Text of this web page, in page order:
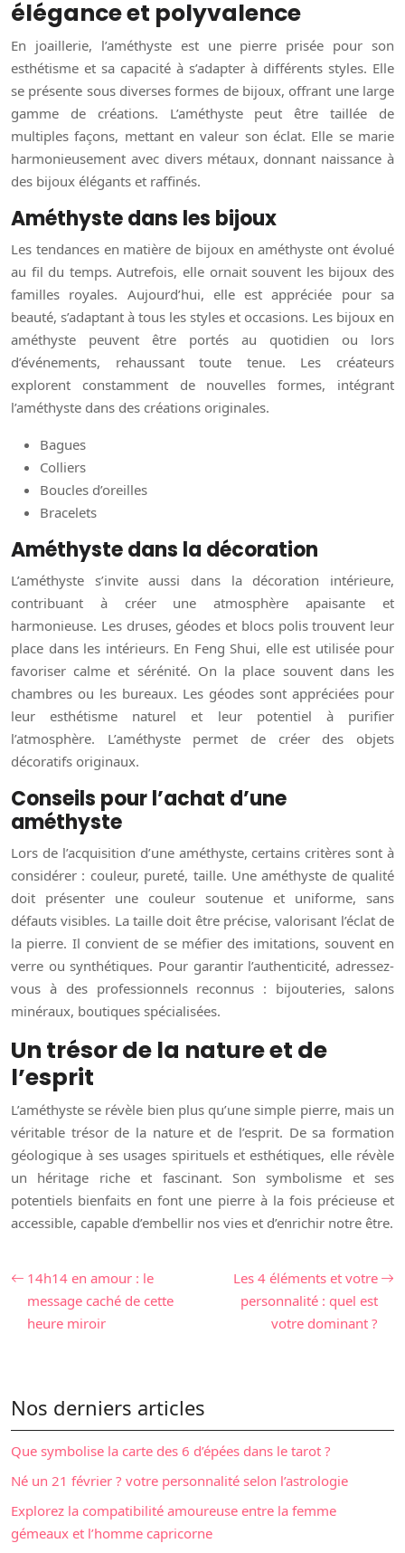
élégance et polyvalence
En joaillerie, l’améthyste est une pierre prisée pour son
esthétisme et sa capacité à s’adapter à différents styles. Elle
se présente sous diverses formes de bijoux, offrant une large
gamme de créations. L’améthyste peut être taillée de
multiples façons, mettant en valeur son éclat. Elle se marie
harmonieusement avec divers métaux, donnant naissance à
des bijoux élégants et raffinés.
Améthyste dans les bijoux
Les tendances en matière de bijoux en améthyste ont évolué
au fil du temps. Autrefois, elle ornait souvent les bijoux des
familles royales. Aujourd’hui, elle est appréciée pour sa
beauté, s’adaptant à tous les styles et occasions. Les bijoux en
améthyste peuvent être portés au quotidien ou lors
d’événements, rehaussant toute tenue. Les créateurs
explorent constamment de nouvelles formes, intégrant
l’améthyste dans des créations originales.
Bagues
Colliers
Boucles d’oreilles
Bracelets
Améthyste dans la décoration
L’améthyste s’invite aussi dans la décoration intérieure,
contribuant à créer une atmosphère apaisante et
harmonieuse. Les druses, géodes et blocs polis trouvent leur
place dans les intérieurs. En Feng Shui, elle est utilisée pour
favoriser calme et sérénité. On la place souvent dans les
chambres ou les bureaux. Les géodes sont appréciées pour
leur esthétisme naturel et leur potentiel à purifier
l’atmosphère. L’améthyste permet de créer des objets
décoratifs originaux.
Conseils pour l’achat d’une
améthyste
Lors de l’acquisition d’une améthyste, certains critères sont à
considérer : couleur, pureté, taille. Une améthyste de qualité
doit présenter une couleur soutenue et uniforme, sans
défauts visibles. La taille doit être précise, valorisant l’éclat de
la pierre. Il convient de se méfier des imitations, souvent en
verre ou synthétiques. Pour garantir l’authenticité, adressez-
vous à des professionnels reconnus : bijouteries, salons
minéraux, boutiques spécialisées.
Un trésor de la nature et de
l’esprit
L’améthyste se révèle bien plus qu’une simple pierre, mais un
véritable trésor de la nature et de l’esprit. De sa formation
géologique à ses usages spirituels et esthétiques, elle révèle
un héritage riche et fascinant. Son symbolisme et ses
potentiels bienfaits en font une pierre à la fois précieuse et
accessible, capable d’embellir nos vies et d’enrichir notre être.
14h14 en amour : le
message caché de cette
heure miroir
Les 4 éléments et votre
personnalité : quel est
votre dominant ?
Nos derniers articles
Que symbolise la carte des 6 d’épées dans le tarot ?
Né un 21 février ? votre personnalité selon l’astrologie
Explorez la compatibilité amoureuse entre la femme
gémeaux et l’homme capricorne